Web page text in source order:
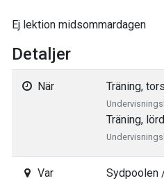
Ej lektion midsommardagen
Detaljer
När Träning,
Träning,
Var
Sydpoolen